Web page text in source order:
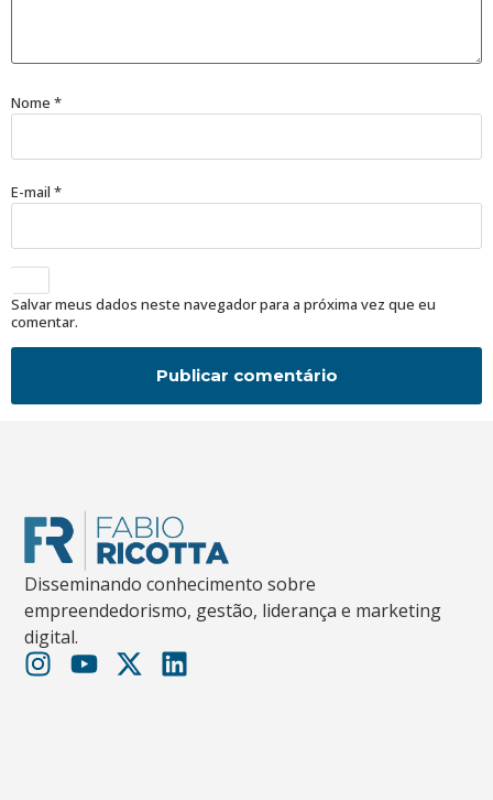
Nome *
E-mail *
Salvar meus dados neste navegador para a próxima vez que eu
comentar.
Disseminando conhecimento sobre
empreendedorismo, gestão, liderança e marketing
digital.